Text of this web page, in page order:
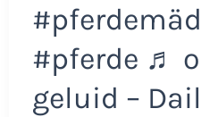
#pferde ♬
geluid –